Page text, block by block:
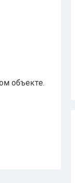
объекте.